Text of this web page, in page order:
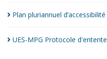
Plan pluriannuel d’accessibilité
UES-MPG Protocole d'entente